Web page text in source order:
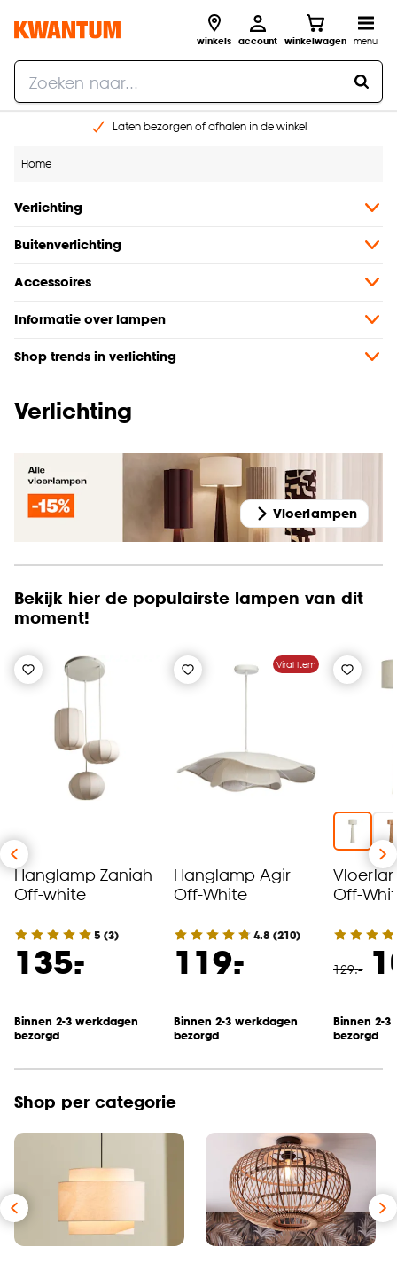
winkels account winkelwagen menu
Laten bezorgen of afhalen in de winkel
Home
Verlichting
Buitenverlichting
Accessoires
Informatie over lampen
Shop trends in verlichting
Verlichting
Vloerlampen
Bekijk hier de populairste lampen van dit
moment!
Hanglamp Zaniah
Off-white
5 (3)
135.
-
Binnen 2-3 werkdagen
bezorgd
Viral Item
Hanglamp Agir
Off-White
4.8 (210)
119.
-
Binnen 2-3 werkdagen
bezorgd
Off-
129.-
Binnen 2-3
bezorgd
Shop per categorie